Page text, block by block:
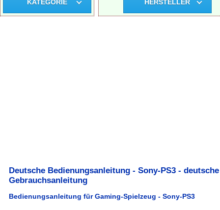
KATEGORIE HERSTELLER
Deutsche Bedienungsanleitung - Sony-PS3 - deutsche
Gebrauchsanleitung
Bedienungsanleitung für Gaming-Spielzeug - Sony-PS3